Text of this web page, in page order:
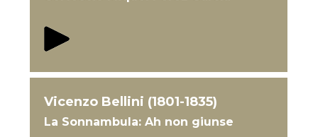
Vicenzo Bellini (1801-1835)
La Sonnambula: Ah non giunse